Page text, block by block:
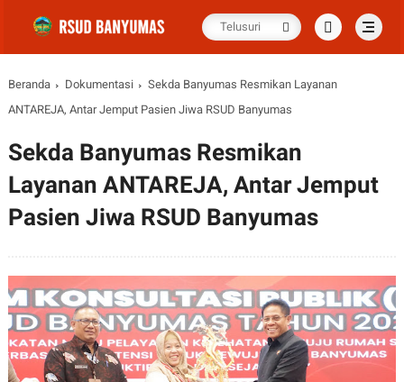
Beranda Dokumentasi
Sekda Banyumas Resmikan Layanan
ANTAREJA, Antar Jemput Pasien Jiwa RSUD Banyumas
Sekda Banyumas Resmikan
Layanan ANTAREJA, Antar Jemput
Pasien Jiwa RSUD Banyumas